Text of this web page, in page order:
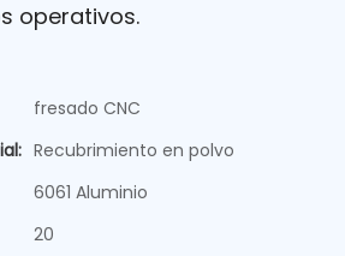
operativos.
fresado CNC
Recubrimiento en polvo
6061 Aluminio
20